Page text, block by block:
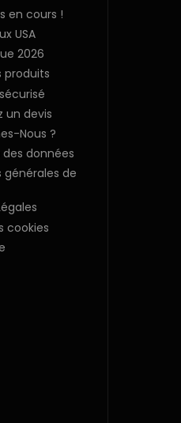
en cours !
USA
2026
produits
un devis
Nous ?
données
générales de
cookies